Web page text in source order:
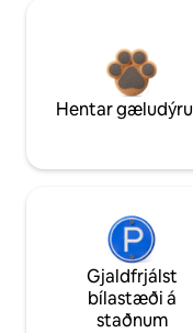
Hentar
Gjaldfrjálst
bílastæði á
staðnum